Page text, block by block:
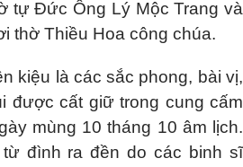
tự Đức Ông Lý Mộc Trang và
thờ Thiều Hoa công chúa.
kiệu là các sắc phong, bài vị,
được cất giữ trong cung cấm
mùng 10 tháng 10 âm lịch.
đình ra đền do các binh sĩ